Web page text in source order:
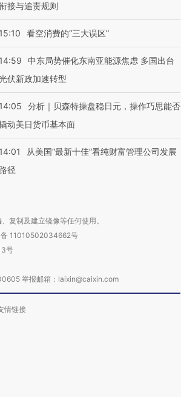
接与追责规则
15:10 看空消费的“三大误区”
14:59
中东局势催化东南亚能源焦虑 多国出台
伏新政加速转型
14:05
分析｜贝森特操盘稳日元，操作巧思能否
动美日货币基本面
14:01
从美国“最新十佳”看纯财富管理公司发展
路径
复制及建立镜像等任何使用。
11010502034662号
号
举报邮箱：laixin@caixin.com
情链接